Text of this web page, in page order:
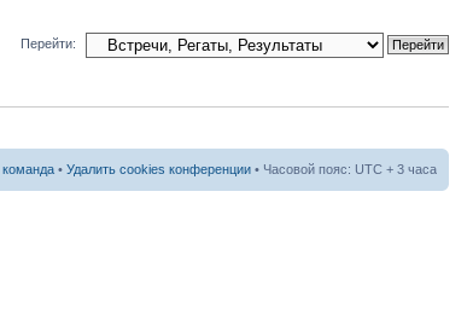
Перейти:
• Удалить cookies конференции • Часовой пояс: UTC + 3 часа